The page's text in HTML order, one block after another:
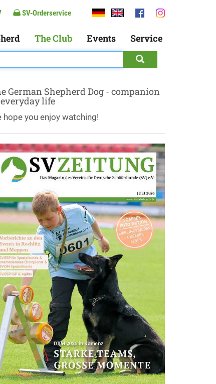
SV-Orderservice
The Club Events Service
German Shepherd Dog - companion
life
hope you enjoy watching!